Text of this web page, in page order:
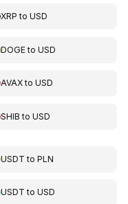
XRP toUSD
DOGEtoUSD
AVAXtoUSD
SHIB toUSD
USDT toPLN
USDT toUSD